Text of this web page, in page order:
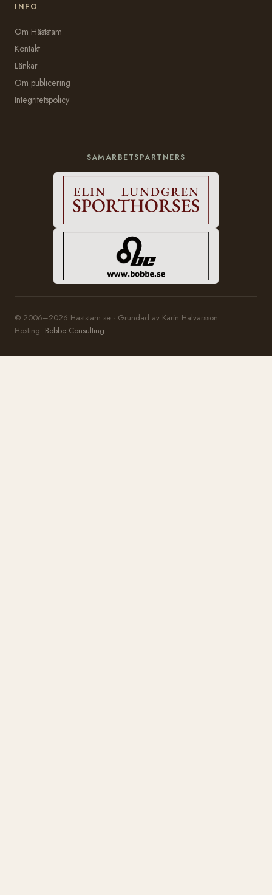
INFO
Om Häststam
Kontakt
Länkar
Om publicering
Integritetspolicy
SAMARBETSPARTNERS
© 2006–2026 Häststam.se · Grundad av Karin Halvarsson
Hosting: Bobbe Consulting